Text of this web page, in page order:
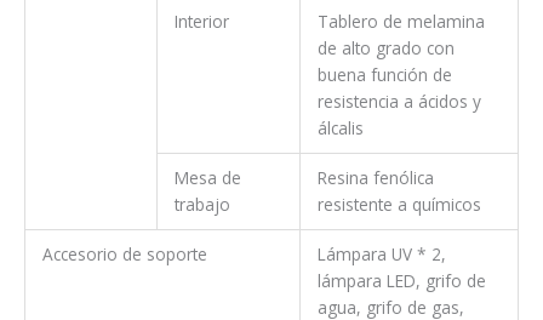
Interior
Tablero de melamina
de alto grado con
buena función de
resistencia a ácidos y
álcalis
Mesa de
trabajo
Resina fenólica
resistente a químicos
Accesorio de soporte
Lámpara UV * 2,
lámpara LED, grifo de
agua, grifo de gas,